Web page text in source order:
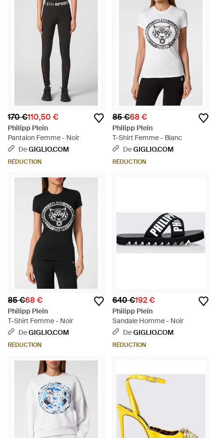
170 €110,50 €
Philipp Plein
Pantalon Femme - Noir
DeGIGLIO.COM
RÉDUCTION
85 €68 €
Philipp Plein
T-Shirt Femme - Blanc
DeGIGLIO.COM
RÉDUCTION
85 €68 €
Philipp Plein
T-Shirt Femme - Noir
DeGIGLIO.COM
RÉDUCTION
640 €192 €
Philipp Plein
Sandale Homme - Noir
DeGIGLIO.COM
RÉDUCTION